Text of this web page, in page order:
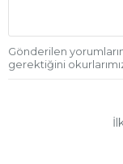
Gönderilen
gerektiğini